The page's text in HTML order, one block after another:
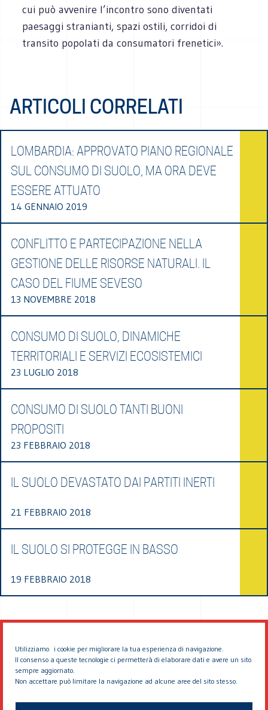
Utilizziamo i cookie per migliorare la tua esperienza di navigazione.
Il consenso a queste tecnologie ci permetterà di elaborare dati e avere un sito
sempre aggiornato.
Non accettare può limitare la navigazione ad alcune aree del sito stesso.
cui può avvenire l’incontro sono diventati
paesaggi stranianti, spazi ostili, corridoi di
transito popolati da consumatori frenetici».
ARTICOLI CORRELATI
LOMBARDIA: APPROVATO PIANO REGIONALE
SUL CONSUMO DI SUOLO, MA ORA DEVE
ESSERE ATTUATO
14 GENNAIO 2019
CONFLITTO E PARTECIPAZIONE NELLA
GESTIONE DELLE RISORSE NATURALI. IL
CASO DEL FIUME SEVESO
13 NOVEMBRE 2018
CONSUMO DI SUOLO, DINAMICHE
TERRITORIALI E SERVIZI ECOSISTEMICI
23 LUGLIO 2018
CONSUMO DI SUOLO TANTI BUONI
PROPOSITI
23 FEBBRAIO 2018
IL SUOLO DEVASTATO DAI PARTITI INERTI
21 FEBBRAIO 2018
IL SUOLO SI PROTEGGE IN BASSO
19 FEBBRAIO 2018
© 2026 EDDYBURG